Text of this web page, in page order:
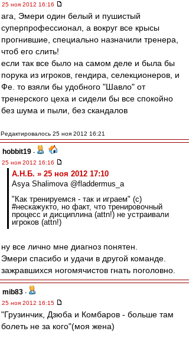
25 ноя 2012 16:16
ага, Эмери один белый и пушистый
суперпрофессионал, а вокруг все крысы
прогнившие, специально назначили тренера,
чтоб его слить!
если так все было на самом деле и была бы
порука из игроков, гендира, селекционеров, и
Фе. то взяли бы удобного "Шавло" от
тренерского цеха и сидели бы все спокойно
без шума и пыли, без скандалов
Редактировалось 25 ноя 2012 16:21
hobbit19 -
25 ноя 2012 16:16
А.Н.Б. » 25 ноя 2012 17:10
Asya Shalimova @fladdermus_a
"Как тренируемся - так и играем" (с)
#нескажукто, но факт, что тренировочный
процесс и дисциплина (attn!) не устраивали
игроков (attn!)
ну все лично мне диагноз понятен.
Эмери спасибо и удачи в другой команде.
зажравшихся ногомячистов гнать поголовно.
mib83 -
25 ноя 2012 16:15
"Грузинчик, Дзюба и Комбаров - больше там
болеть не за кого"(моя жена)